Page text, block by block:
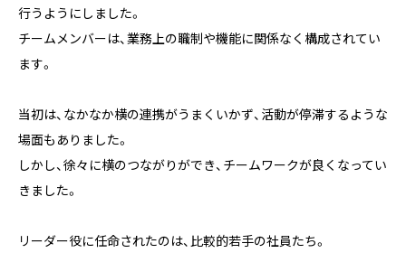
行うようにしました。
チームメンバーは、業務上の職制や機能に関係なく構成されてい
ます。
当初は、なかなか横の連携がうまくいかず、活動が停滞するような
場面もありました。
しかし、徐々に横のつながりができ、チームワークが良くなってい
きました。
リーダー役に任命されたのは、比較的若手の社員たち。